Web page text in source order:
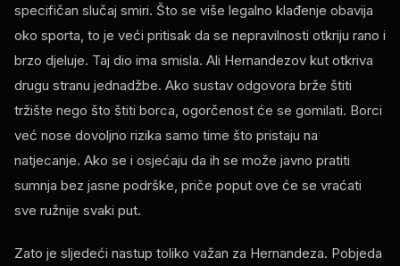
specifičan slučaj smiri. Što se više legalno klađenje obavija
oko sporta, to je veći pritisak da se nepravilnosti otkriju rano i
brzo djeluje. Taj dio ima smisla. Ali Hernandezov kut otkriva
drugu stranu jednadžbe. Ako sustav odgovora brže štiti
tržište nego što štiti borca, ogorčenost će se gomilati. Borci
već nose dovoljno rizika samo time što pristaju na
natjecanje. Ako se i osjećaju da ih se može javno pratiti
sumnja bez jasne podrške, priče poput ove će se vraćati
sve ružnije svaki put.
Zato je sljedeći nastup toliko važan za Hernandeza. Pobjeda